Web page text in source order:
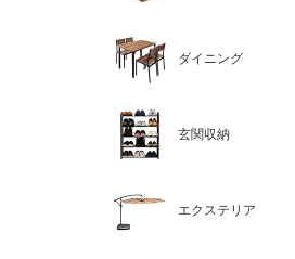
ダイニング
玄関収納
エクステリア